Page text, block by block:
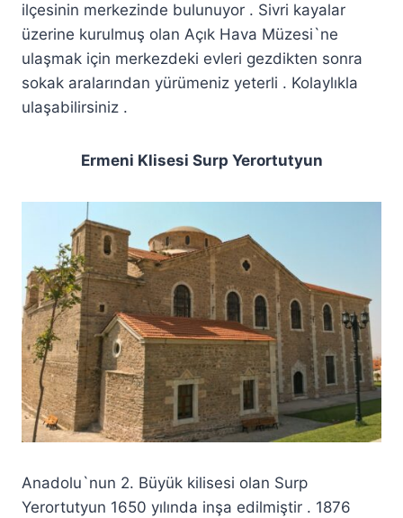
ilçesinin merkezinde bulunuyor . Sivri kayalar
üzerine kurulmuş olan Açık Hava Müzesi`ne
ulaşmak için merkezdeki evleri gezdikten sonra
sokak aralarından yürümeniz yeterli . Kolaylıkla
ulaşabilirsiniz .
Ermeni Klisesi Surp Yerortutyun
Anadolu`nun 2. Büyük kilisesi olan Surp
Yerortutyun 1650 yılında inşa edilmiştir . 1876